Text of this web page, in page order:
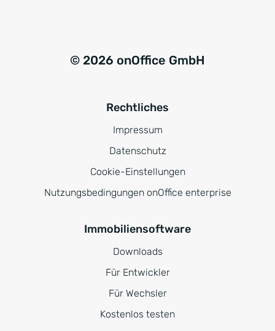
© 2026 onOffice GmbH
Rechtliches
Impressum
Datenschutz
Cookie-Einstellungen
Nutzungsbedingungen onOffice enterprise
Immobiliensoftware
Downloads
Für Entwickler
Für Wechsler
Kostenlos testen